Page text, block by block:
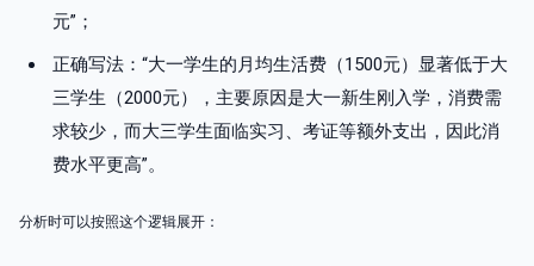
元”；
正确写法：“大一学生的月均生活费（1500元）显著低于大
三学生（2000元），主要原因是大一新生刚入学，消费需
求较少，而大三学生面临实习、考证等额外支出，因此消
费水平更高”。
分析时可以按照这个逻辑展开：